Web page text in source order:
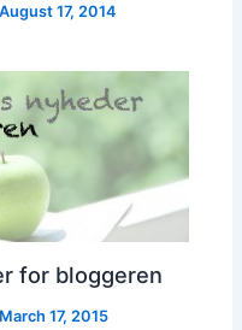
August 17, 2014
for bloggeren
March 17, 2015